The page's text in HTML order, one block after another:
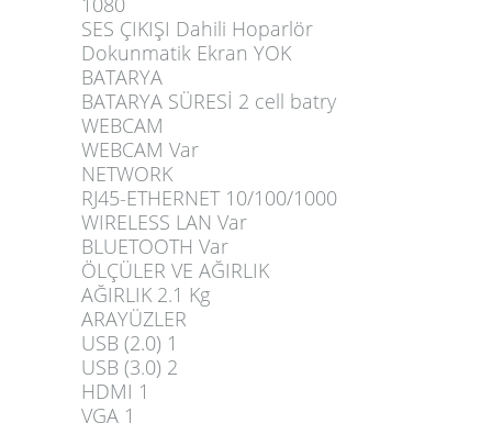
SES ÇIKIŞI Dahili Hoparlör
Dokunmatik Ekran YOK
BATARYA
BATARYA SÜRESİ 2 cell batry
WEBCAM
WEBCAM Var
NETWORK
RJ45-ETHERNET 10/100/1000
WIRELESS LAN Var
BLUETOOTH Var
ÖLÇÜLER VE AĞIRLIK
AĞIRLIK 2.1 Kg
ARAYÜZLER
USB (2.0) 1
USB (3.0) 2
HDMI 1
VGA 1